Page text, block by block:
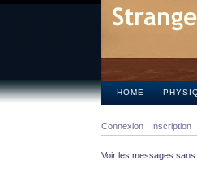
HOME
Connexion Inscription
Voir les messages